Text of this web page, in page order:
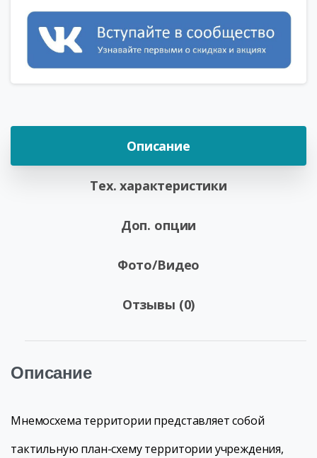
Описание
Тех. характеристики
Доп. опции
Фото/Видео
Отзывы (0)
Описание
Мнемосхема территории представляет собой
тактильную план-схему территории учреждения,